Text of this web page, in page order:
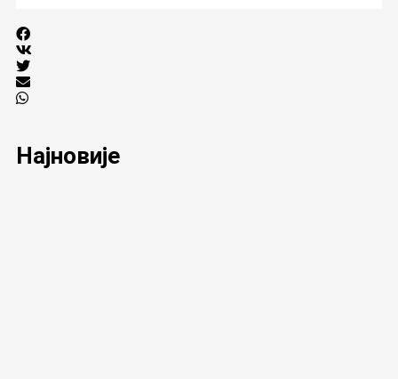
Најновије